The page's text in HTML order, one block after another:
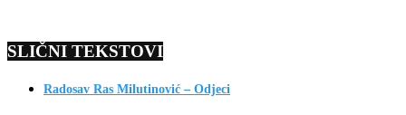
SLIČNI TEKSTOVI
Radosav Ras Milutinović – Odjeci